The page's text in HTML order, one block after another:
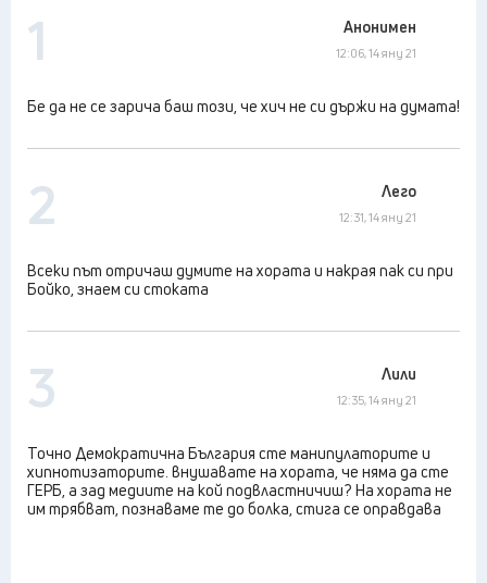
1 Анонимен
12:06, 14 яну 21
Бе да не се зарича баш този, че хич не си държи на думата!
2 Лего
12:31, 14 яну 21
Всеки път отричаш думите на хората и накрая пак си при
Бойко, знаем си стоката
3 Лили
12:35, 14 яну 21
Точно Демократична България сте манипулаторите и
хипнотизаторите. внушавате на хората, че няма да сте
ГЕРБ, а зад медиите на кой подвластничиш? На хората не
им трябват, познаваме те до болка, стига се оправдава